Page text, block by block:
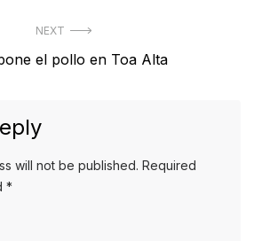
NEXT
el pollo en Toa Alta
will not be published. Required
*